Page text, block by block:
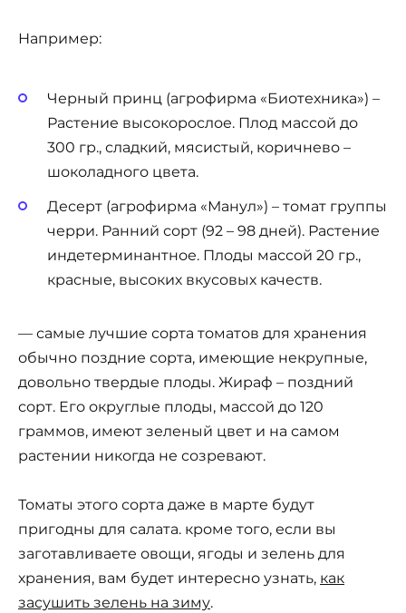
Например:
Черный принц (агрофирма «Биотехника») –
Растение высокорослое. Плод массой до
300 гр., сладкий, мясистый, коричнево –
шоколадного цвета.
Десерт (агрофирма «Манул») – томат группы
черри. Ранний сорт (92 – 98 дней). Растение
индетерминантное. Плоды массой 20 гр.,
красные, высоких вкусовых качеств.
— самые лучшие сорта томатов для хранения
обычно поздние сорта, имеющие некрупные,
довольно твердые плоды. Жираф – поздний
сорт. Его округлые плоды, массой до 120
граммов, имеют зеленый цвет и на самом
растении никогда не созревают.
Томаты этого сорта даже в марте будут
пригодны для салата. кроме того, если вы
заготавливаете овощи, ягоды и зелень для
хранения, вам будет интересно узнать, как
засушить зелень на зиму.